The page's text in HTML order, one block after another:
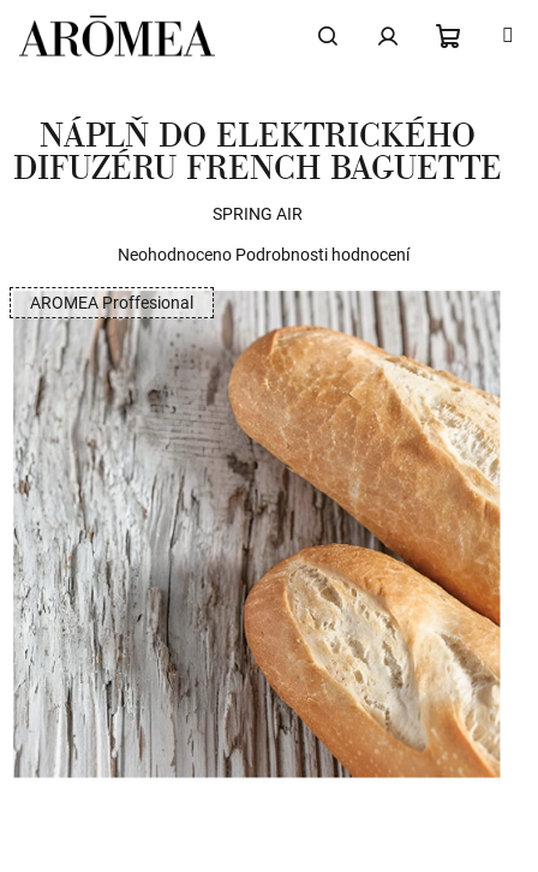
obsah
KOŠÍK
NÁPLŇ DO ELEKTRICKÉHO
DIFUZÉRU FRENCH BAGUETTE
SPRING AIR
Průměrné
produktu
je
0,0
z
5
hvězdiček.
Neohodnoceno Podrobnosti hodnocení
AROMEA Proffesional